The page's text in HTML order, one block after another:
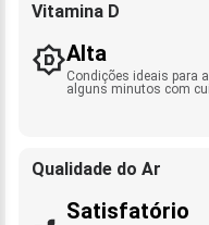
Vitamina D
Alta
Condições ideais para
alguns minutos com
Qualidade do Ar
Satisfatório